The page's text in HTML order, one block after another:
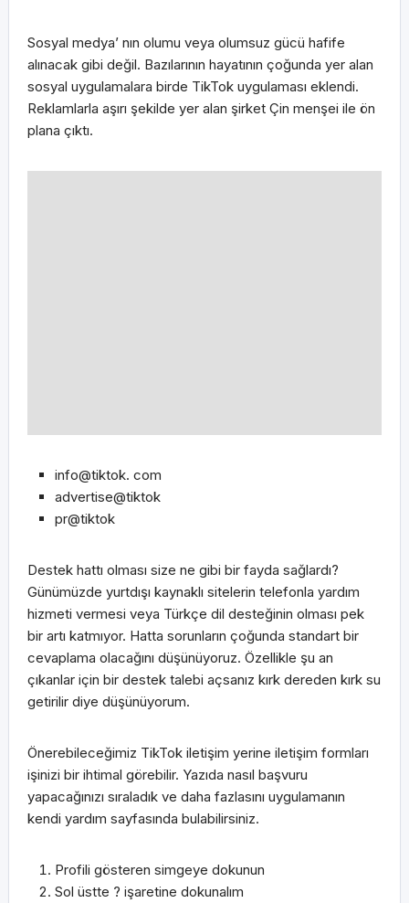
Sosyal medya’ nın olumu veya olumsuz gücü hafife
alınacak gibi değil. Bazılarının hayatının çoğunda yer alan
sosyal uygulamalara birde TikTok uygulaması eklendi.
Reklamlarla aşırı şekilde yer alan şirket Çin menşei ile ön
plana çıktı.
info@tiktok. com
advertise@tiktok
pr@tiktok
Destek hattı olması size ne gibi bir fayda sağlardı?
Günümüzde yurtdışı kaynaklı sitelerin telefonla yardım
hizmeti vermesi veya Türkçe dil desteğinin olması pek
bir artı katmıyor. Hatta sorunların çoğunda standart bir
cevaplama olacağını düşünüyoruz. Özellikle şu an
çıkanlar için bir destek talebi açsanız kırk dereden kırk su
getirilir diye düşünüyorum.
Önerebileceğimiz TikTok iletişim yerine iletişim formları
işinizi bir ihtimal görebilir. Yazıda nasıl başvuru
yapacağınızı sıraladık ve daha fazlasını uygulamanın
kendi yardım sayfasında bulabilirsiniz.
Profili gösteren simgeye dokunun
Sol üstte ? işaretine dokunalım